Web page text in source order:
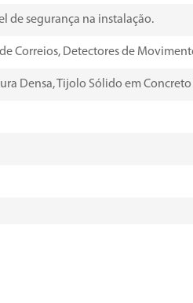
de segurança na instalação.
Correios, Detectores de
Densa, Tijolo Sólido em